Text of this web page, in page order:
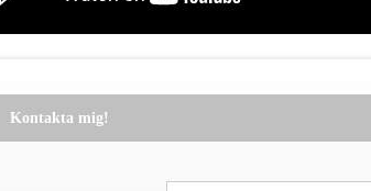
Kontakta mig!